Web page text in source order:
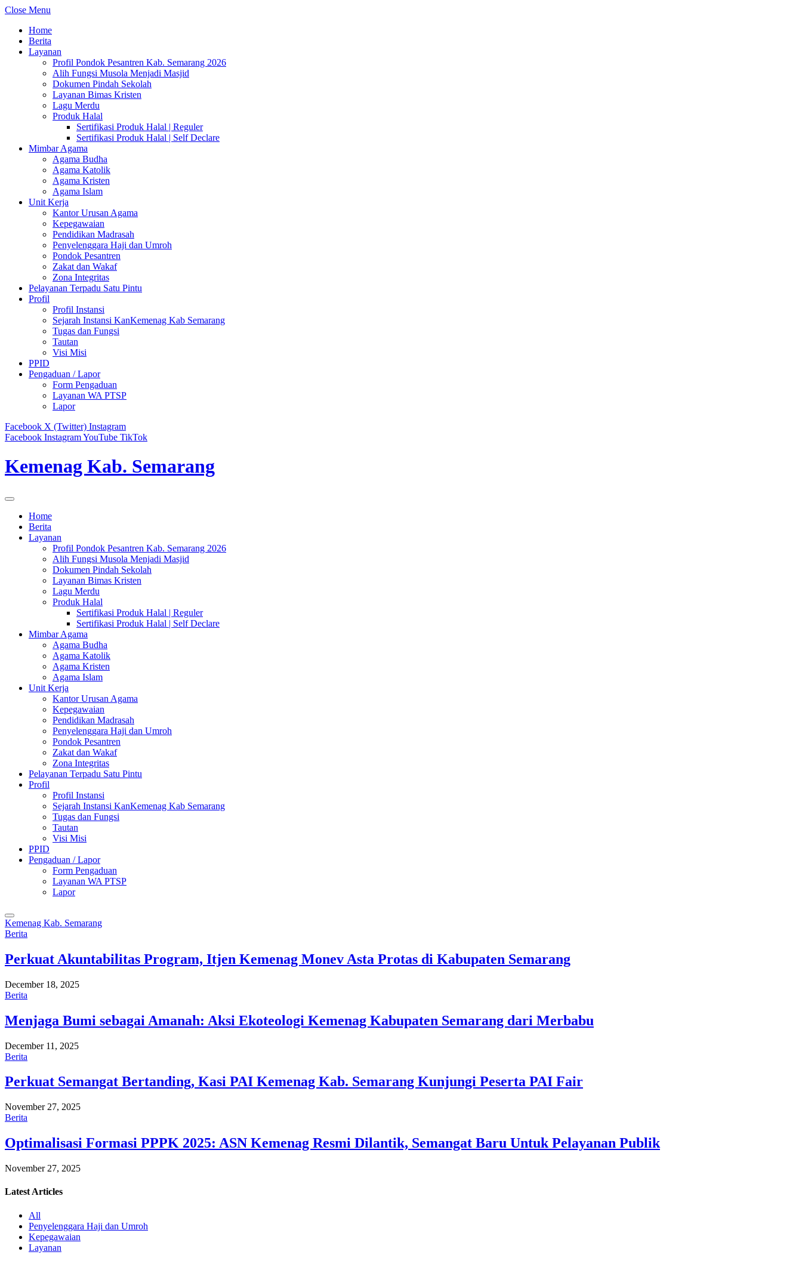
Close Menu
Home
Berita
Layanan
Profil Pondok Pesantren Kab. Semarang 2026
Alih Fungsi Musola Menjadi Masjid
Dokumen Pindah Sekolah
Layanan Bimas Kristen
Lagu Merdu
Produk Halal
Sertifikasi Produk Halal | Reguler
Sertifikasi Produk Halal | Self Declare
Mimbar Agama
Agama Budha
Agama Katolik
Agama Kristen
Agama Islam
Unit Kerja
Kantor Urusan Agama
Kepegawaian
Pendidikan Madrasah
Penyelenggara Haji dan Umroh
Pondok Pesantren
Zakat dan Wakaf
Zona Integritas
Pelayanan Terpadu Satu Pintu
Profil
Profil Instansi
Sejarah Instansi KanKemenag Kab Semarang
Tugas dan Fungsi
Tautan
Visi Misi
PPID
Pengaduan / Lapor
Form Pengaduan
Layanan WA PTSP
Lapor
Facebook X (Twitter) Instagram
Facebook InstagramYouTube TikTok
Kemenag Kab. Semarang
Home
Berita
Layanan
Profil Pondok Pesantren Kab. Semarang 2026
Alih Fungsi Musola Menjadi Masjid
Dokumen Pindah Sekolah
Layanan Bimas Kristen
Lagu Merdu
Produk Halal
Sertifikasi Produk Halal | Reguler
Sertifikasi Produk Halal | Self Declare
Mimbar Agama
Agama Budha
Agama Katolik
Agama Kristen
Agama Islam
Unit Kerja
Kantor Urusan Agama
Kepegawaian
Pendidikan Madrasah
Penyelenggara Haji dan Umroh
Pondok Pesantren
Zakat dan Wakaf
Zona Integritas
Pelayanan Terpadu Satu Pintu
Profil
Profil Instansi
Sejarah Instansi KanKemenag Kab Semarang
Tugas dan Fungsi
Tautan
Visi Misi
PPID
Pengaduan / Lapor
Form Pengaduan
Layanan WA PTSP
Lapor
Kemenag Kab. Semarang
Berita
Perkuat Akuntabilitas Program, Itjen Kemenag Monev Asta Protas di Kabupaten Semarang
December 18, 2025
Berita
Menjaga Bumi sebagai Amanah: Aksi Ekoteologi Kemenag Kabupaten Semarang dari Merbabu
December 11, 2025
Berita
Perkuat Semangat Bertanding, Kasi PAI Kemenag Kab. Semarang Kunjungi Peserta PAI Fair
November 27, 2025
Berita
Optimalisasi Formasi PPPK 2025: ASN Kemenag Resmi Dilantik, Semangat Baru Untuk Pelayanan Publik
November 27, 2025
Latest Articles
All
Penyelenggara Haji dan Umroh
Kepegawaian
Layanan